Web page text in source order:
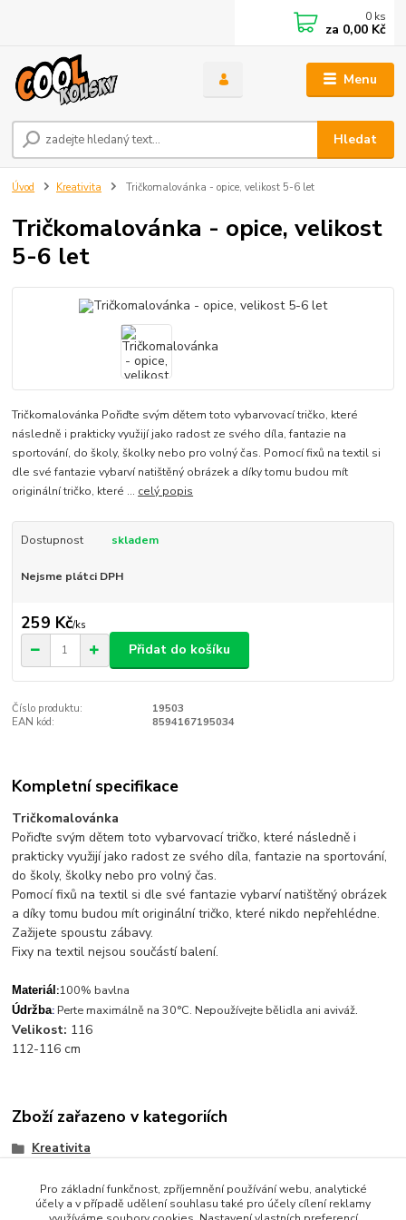
Menu
Hledat
0 ks
za 0,00 Kč
Úvod Kreativita Tričkomalovánka - opice, velikost 5-6 let
Tričkomalovánka - opice, velikost
5-6 let
Tričkomalovánka Pořiďte svým dětem toto vybarvovací tričko, které
následně i prakticky využijí jako radost ze svého díla, fantazie na
sportování, do školy, školky nebo pro volný čas. Pomocí fixů na textil si
dle své fantazie vybarví natištěný obrázek a díky tomu budou mít
originální tričko, které ... celý popis
Dostupnost skladem
Nejsme plátci DPH
259 Kč/ks
Přidat do košíku
Číslo produktu:
19503
EAN kód:
8594167195034
Kompletní specifikace
Tričkomalovánka
Pořiďte svým dětem toto vybarvovací tričko, které následně i
prakticky využijí jako radost ze svého díla, fantazie na sportování,
do školy, školky nebo pro volný čas.
Pomocí fixů na textil si dle své fantazie vybarví natištěný obrázek
a díky tomu budou mít originální tričko, které nikdo nepřehlédne.
Zažijete spoustu zábavy.
Fixy na textil nejsou součástí balení.
Materiál :100% bavlna
Údržba: Perte maximálně na 30°C. Nepoužívejte bělidla ani aviváž.
Velikost: 116
112-116 cm
Zboží zařazeno v kategoriích
Kreativita
Pro základní funkčnost, zpříjemnění používání webu, analytické
účely a v případě udělení souhlasu také pro účely cílení reklamy